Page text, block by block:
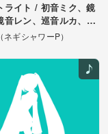
ライト / 初音ミク、鏡
レン、巡音ルカ、
ネギシャワーP）